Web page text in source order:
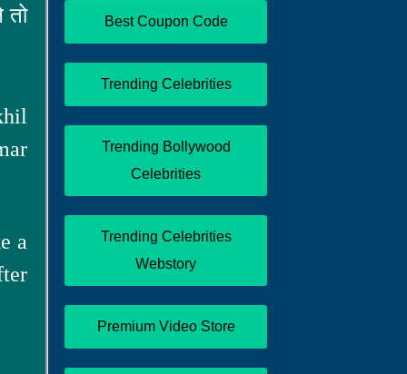
तो
a
Best Coupon Code
Trending Celebrities
Trending Bollywood
Celebrities
Trending Celebrities
Webstory
Premium Video Store